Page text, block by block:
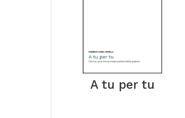
A tu per tu